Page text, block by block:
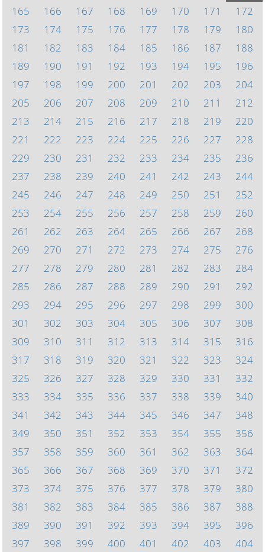
165
166 167 168 169 170 171
172
173
174 175 176 177 178 179
180
181
182 183 184 185 186 187
188
189
190 191 192 193 194 195
196
197
198 199 200 201 202 203
204
205
206 207 208 209 210 211
212
213
214 215 216 217 218 219
220
221
222 223 224 225 226 227
228
229
230 231 232 233 234 235
236
237
238 239 240 241 242 243
244
245
246 247 248 249 250 251
252
253
254 255 256 257 258 259
260
261
262 263 264 265 266 267
268
269
270 271 272 273 274 275
276
277
278 279 280 281 282 283
284
285
286 287 288 289 290 291
292
293
294 295 296 297 298 299
300
301
302 303 304 305 306 307
308
309
310 311 312 313 314 315
316
317
318 319 320 321 322 323
324
325
326 327 328 329 330 331
332
333
334 335 336 337 338 339
340
341
342 343 344 345 346 347
348
349
350 351 352 353 354 355
356
357
358 359 360 361 362 363
364
365
366 367 368 369 370 371
372
373
374 375 376 377 378 379
380
381
382 383 384 385 386 387
388
389
390 391 392 393 394 395
396
397
398 399 400 401 402 403 404